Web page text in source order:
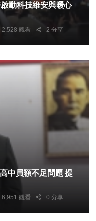
動科技維安與暖心
2,528 觀看 2 分享
員額不足問題 提
6,951 觀看 0 分享